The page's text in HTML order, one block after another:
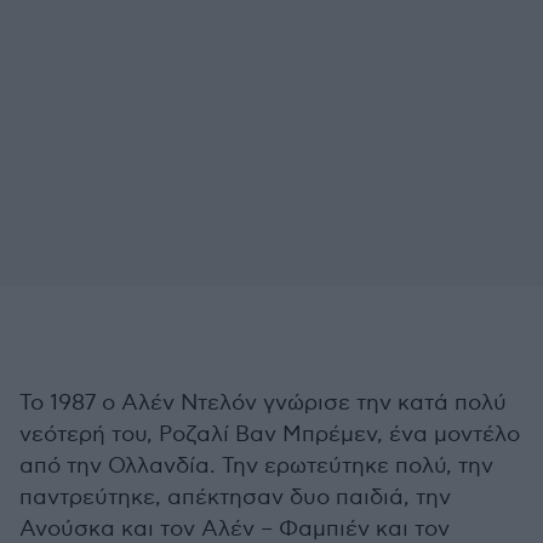
Το 1987 ο Αλέν Ντελόν γνώρισε την κατά πολύ
νεότερή του, Ροζαλί Βαν Μπρέμεν, ένα μοντέλο
από την Ολλανδία. Την ερωτεύτηκε πολύ, την
παντρεύτηκε, απέκτησαν δυο παιδιά, την
Ανούσκα και τον Αλέν – Φαμπιέν και τον